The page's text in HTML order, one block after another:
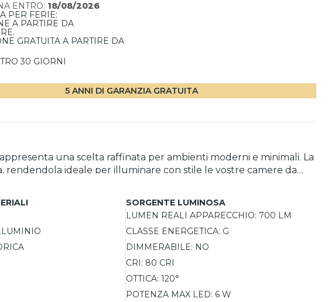
ENTRO: 18/08/2026
PER FERIE:
A PARTIRE DA
GRATUITA A PARTIRE DA
30 GIORNI
5 ANNI DI GARANZIA GRATUITA
una scelta raffinata per ambienti moderni e minimali. La
ideale per illuminare con stile le vostre camere da
accogliente e funzionale. Il cavo è regolabile in altezza,
alla qualità della luce.
SORGENTE LUMINOSA
LUMEN REALI APPARECCHIO: 700 LM
CLASSE ENERGETICA: G
DIMMERABILE: NO
CRI: 80 CRI
OTTICA: 120°
POTENZA MAX LED: 6 W